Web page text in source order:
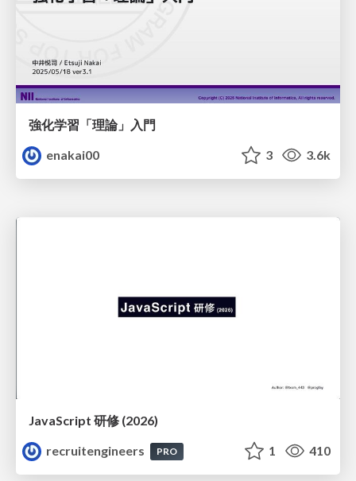
強化学習「理論」入門
enakai00
3 3.6k
JavaScript 研修 (2026)
recruitengineers
PRO 1 410